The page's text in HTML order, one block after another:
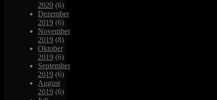
2020 (6)
Dezember
2019 (6)
November
2019 (8)
Oktober
2019 (6)
September
2019 (6)
August
2019 (6)